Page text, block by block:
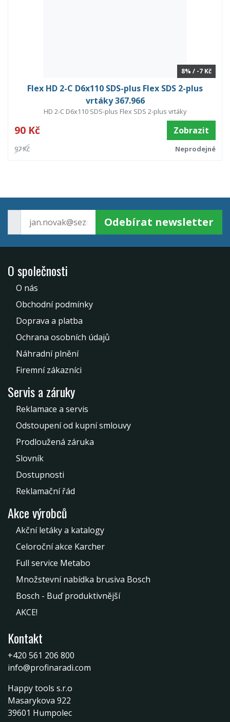
8% / -7 Kč
Flex HD 2-C D6x110 SDS-plus Flex SDS 2-plus
vrtáky 367.966
HD 2-C D6x110 SDS-plus Flex SDS 2-plus vrtáky
90 Kč Zobrazit
97 Kč Neprodejné
Odebírat newsletter
O společnosti
O nás
Obchodní podmínky
Doprava a platba
Ochrana osobních údajů
Náhradní plnění
Firemní zákazníci
Servis a záruky
Reklamace a servis
Odstoupení od kupní smlouvy
Prodloužená záruka
Slovník
Dostupnosti
Reklamační řád
Akce výrobců
Akční letáky a katalogy
Celoroční akce Karcher
Full service Metabo
Množstevní nabídka brusiva Bosch
Bosch - Buď produktivnější
AKCE!
Kontakt
+420 561 206 800
info@profinaradi.com
Happy tools s.r.o
Masarykova 922
39601 Humpolec